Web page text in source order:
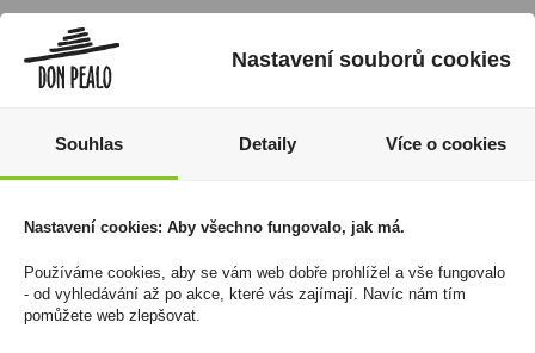
Papírky OCB Premium
Slim+Filters
Zapalovač Clipper
CP11RH Scary Cucut
Nastavení souborů cookies
Souhlas Detaily Více o cookies
Nastavení cookies: Aby všechno fungovalo, jak má.
Používáme cookies, aby se vám web dobře prohlížel a vše fungovalo
- od vyhledávání až po akce, které vás zajímají. Navíc nám tím
pomůžete web zlepšovat.